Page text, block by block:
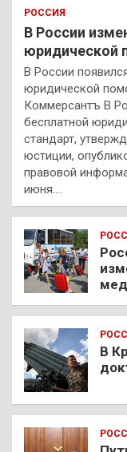
РОССИЯ
В России
юридической
В России
юридической
Коммерсантъ В
бесплатной
стандарт,
юстиции,
правовой
июня.…
В